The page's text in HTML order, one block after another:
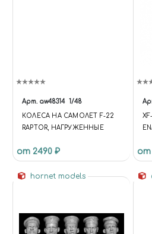
Арт. aw48314 1/48
КОЛЕСА НА САМОЛЕТ F-22
RAPTOR, НАГРУЖЕННЫЕ
от 2490 ₽ от
hornet models